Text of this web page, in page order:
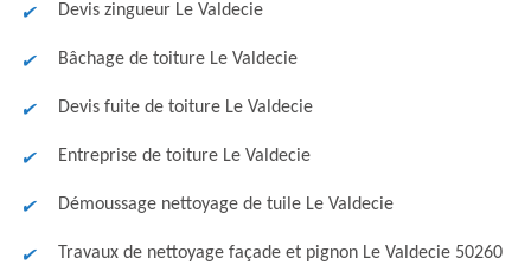
Devis zingueur Le Valdecie
Bâchage de toiture Le Valdecie
Devis fuite de toiture Le Valdecie
Entreprise de toiture Le Valdecie
Démoussage nettoyage de tuile Le Valdecie
Travaux de nettoyage façade et pignon Le Valdecie 50260